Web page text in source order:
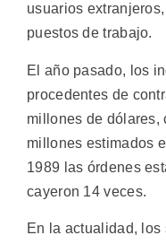
usuarios
puestos de trabajo.
El año pasado, los
procedentes de
millones de dólares,
millones estimados
1989 las órdenes
cayeron 14 veces.
En la actualidad,